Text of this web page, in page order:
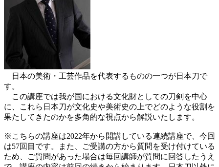
日本の美術・工芸作品を代表するものの一つが日本刀で
す。
この講座では我が国における文化財としての刀剣を中心
に、これら日本刀が文化史や美術史の上でどのような役割を
果たしてきたのかを多角的な視点から解説いたします。
※こちらの講座は2022年から開講している連続講座で、今回
は57回目です。また、ご受講の方から質問を受け付けている
ため、ご質問があった場合は毎回講師が質問に回答したうえ